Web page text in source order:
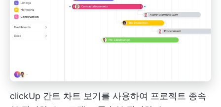
clickUp 간트 차트 보기를 사용하여 프로젝트 종속